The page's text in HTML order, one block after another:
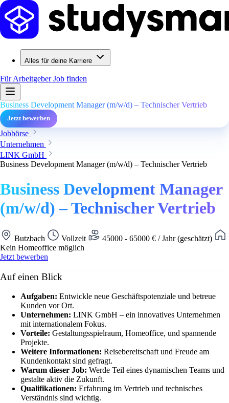
Alles für deine Karriere
Für ArbeitgeberJob finden
Business Development Manager (m/w/d) – Technischer Vertrieb
Jetzt bewerben
Jobbörse
Unternehmen
LINK GmbH
Business Development Manager (m/w/d) – Technischer Vertrieb
Business Development Manager
(m/w/d) – Technischer Vertrieb
Butzbach Vollzeit
45000 - 65000 € / Jahr (geschätzt)
Kein Homeoffice möglich
Jetzt bewerben
Auf einen Blick
Aufgaben: Entwickle neue Geschäftspotenziale und betreue
Kunden vor Ort.
Unternehmen: LINK GmbH – ein innovatives Unternehmen
mit internationalem Fokus.
Vorteile: Gestaltungsspielraum, Homeoffice, und spannende
Projekte.
Weitere Informationen: Reisebereitschaft und Freude am
Kundenkontakt sind gefragt.
Warum dieser Job: Werde Teil eines dynamischen Teams und
gestalte aktiv die Zukunft.
Qualifikationen: Erfahrung im Vertrieb und technisches
Verständnis sind wichtig.